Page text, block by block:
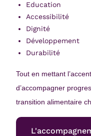
Education
Accessibilité
Dignité
Développement
Durabilité
Tout en mettant
d’accompagner
transition alimentaire